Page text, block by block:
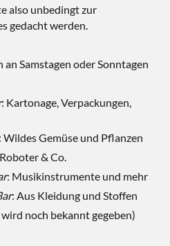
also unbedingt zur
gedacht werden.
Samstagen oder Sonntagen
: Kartonage, Verpackungen,
Wildes Gemüse und Pflanzen
& Co.
: Musikinstrumente und mehr
: Aus Kleidung und Stoffen
noch bekannt gegeben)